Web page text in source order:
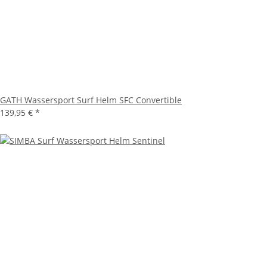
GATH Wassersport Surf Helm SFC Convertible
139,95 € *